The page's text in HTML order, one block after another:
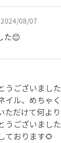
2024/08/07
た😊
うございました
イル、めちゃ
ただけて何よ
うございまし
ております🌻